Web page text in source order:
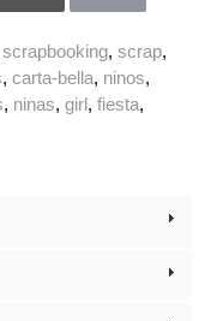
scrapbooking scrap
carta-bella ninos
ninas girl
fiesta